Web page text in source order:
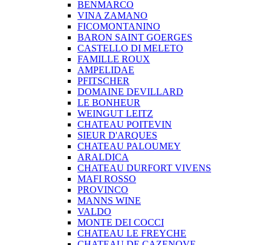
BENMARCO
VINA ZAMANO
FICOMONTANINO
BARON SAINT GOERGES
CASTELLO DI MELETO
FAMILLE ROUX
AMPELIDAE
PFITSCHER
DOMAINE DEVILLARD
LE BONHEUR
WEINGUT LEITZ
CHATEAU POITEVIN
SIEUR D'ARQUES
CHATEAU PALOUMEY
ARALDICA
CHATEAU DURFORT VIVENS
MAFI ROSSO
PROVINCO
MANNS WINE
VALDO
MONTE DEI COCCI
CHATEAU LE FREYCHE